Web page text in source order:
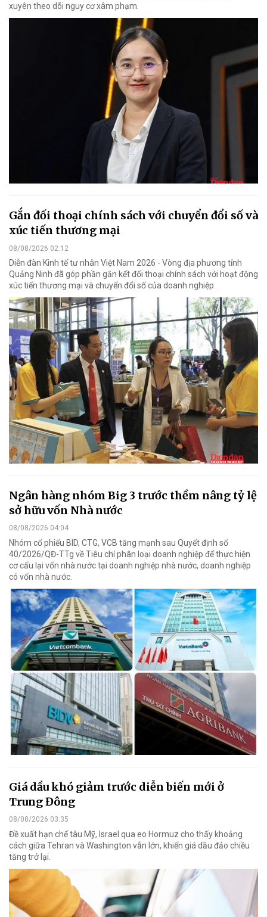
xuyên theo dõi nguy cơ xâm phạm.
Gắn đối thoại chính sách với chuyển đổi số và
xúc tiến thương mại
08/08/2026 02:12
Diễn đàn Kinh tế tư nhân Việt Nam 2026 - Vòng địa phương tỉnh
Quảng Ninh đã góp phần gắn kết đối thoại chính sách với hoạt động
xúc tiến thương mại và chuyển đổi số của doanh nghiệp.
Ngân hàng nhóm Big 3 trước thềm nâng tỷ lệ
sở hữu vốn Nhà nước
08/08/2026 04:04
Nhóm cổ phiếu BID, CTG, VCB tăng mạnh sau Quyết định số
40/2026/QĐ-TTg về Tiêu chí phân loại doanh nghiệp để thực hiện
cơ cấu lại vốn nhà nước tại doanh nghiệp nhà nước, doanh nghiệp
có vốn nhà nước.
Giá dầu khó giảm trước diễn biến mới ở
Trung Đông
08/08/2026 03:35
Đề xuất hạn chế tàu Mỹ, Israel qua eo Hormuz cho thấy khoảng
cách giữa Tehran và Washington vẫn lớn, khiến giá dầu đảo chiều
tăng trở lại.